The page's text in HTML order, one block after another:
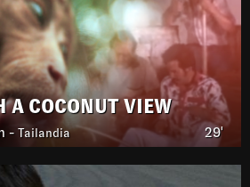
A COCONUT VIEW
29'
-Tailandia